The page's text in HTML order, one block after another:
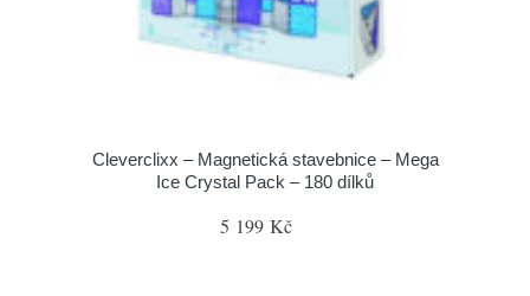
Cleverclixx – Magnetická stavebnice – Mega
Ice Crystal Pack – 180 dílků
5 199 Kč